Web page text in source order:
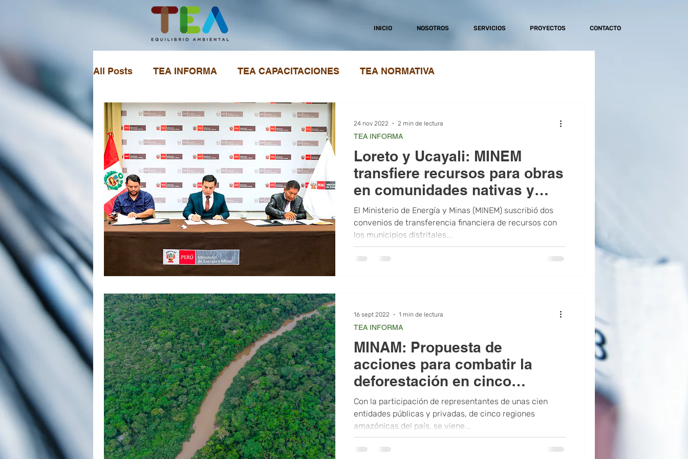
INICIO NOSOTROS SERVICIOS PROYECTOS CONTACTO
All Posts TEA INFORMA TEA CAPACITACIONES TEA NORMATIVA
Loreto y Ucayali: MINEM
transfiere recursos para obras
en comunidades nativas y
centros poblados.
El Ministerio de Energía y Minas (MINEM) suscribió dos
convenios de transferencia financiera de recursos con
los municipios distritales...
TEA INFORMA
24 nov 2022 2 min de lectura
MINAM: Propuesta de
acciones para combatir la
deforestación en cinco
regiones amazónicas
Con la participación de representantes de unas cien
entidades públicas y privadas, de cinco regiones
amazónicas del país, se viene...
TEA INFORMA
16 sept 2022 1 min de lectura